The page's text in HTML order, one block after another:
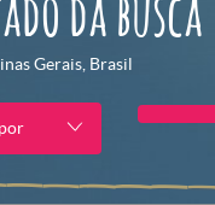
da busca
Gerais, Brasil